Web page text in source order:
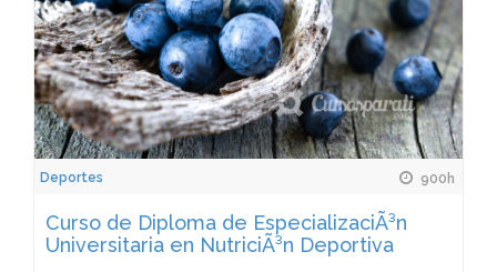
Deportes 900h
Curso de Diploma de EspecializaciÃ³n
Universitaria en NutriciÃ³n Deportiva